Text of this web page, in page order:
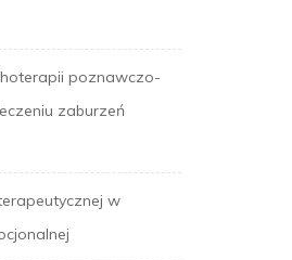
poznawczo-
zaburzeń
w